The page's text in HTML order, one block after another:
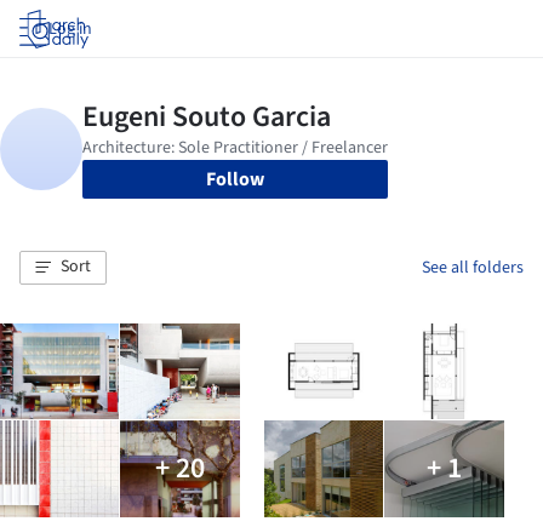
Log in
Follow
Sort See all folders
+ 20 + 1